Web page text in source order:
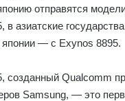
отправятся
в азиатские
японии — с Exynos 8895.
созданный Qualcomm
Samsung, — это